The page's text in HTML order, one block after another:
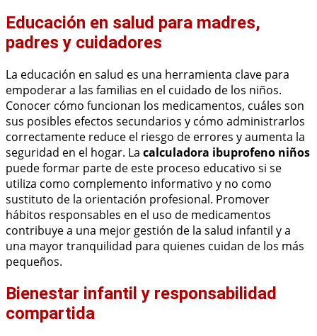
Educación en salud para madres,
padres y cuidadores
La educación en salud es una herramienta clave para
empoderar a las familias en el cuidado de los niños.
Conocer cómo funcionan los medicamentos, cuáles son
sus posibles efectos secundarios y cómo administrarlos
correctamente reduce el riesgo de errores y aumenta la
seguridad en el hogar. La calculadora ibuprofeno niños
puede formar parte de este proceso educativo si se
utiliza como complemento informativo y no como
sustituto de la orientación profesional. Promover
hábitos responsables en el uso de medicamentos
contribuye a una mejor gestión de la salud infantil y a
una mayor tranquilidad para quienes cuidan de los más
pequeños.
Bienestar infantil y responsabilidad
compartida